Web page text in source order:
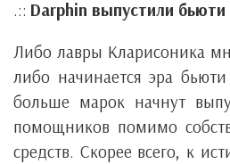
.:: Darphin выпустили
Либо лавры Кларисоника
либо начинается эра
больше марок начнут
помощников помимо
средств. Скорее всего, к